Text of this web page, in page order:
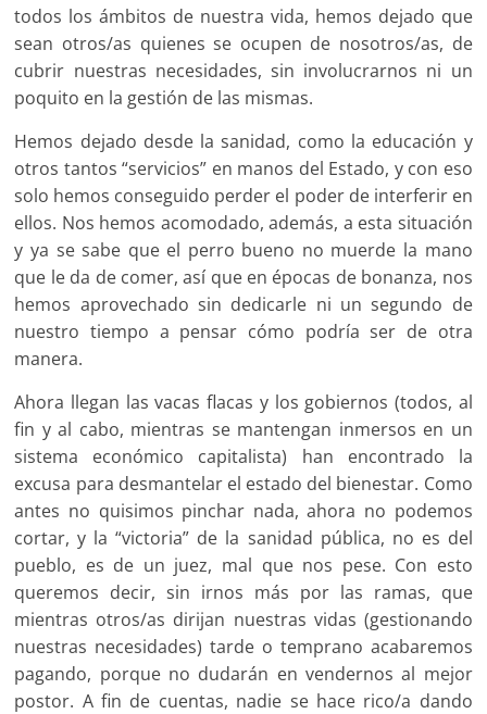
todos los ámbitos de nuestra vida, hemos dejado que
sean otros/as quienes se ocupen de nosotros/as, de
cubrir nuestras necesidades, sin involucrarnos ni un
poquito en la gestión de las mismas.
Hemos dejado desde la sanidad, como la educación y
otros tantos “servicios” en manos del Estado, y con eso
solo hemos conseguido perder el poder de interferir en
ellos. Nos hemos acomodado, además, a esta situación
y ya se sabe que el perro bueno no muerde la mano
que le da de comer, así que en épocas de bonanza, nos
hemos aprovechado sin dedicarle ni un segundo de
nuestro tiempo a pensar cómo podría ser de otra
manera.
Ahora llegan las vacas flacas y los gobiernos (todos, al
fin y al cabo, mientras se mantengan inmersos en un
sistema económico capitalista) han encontrado la
excusa para desmantelar el estado del bienestar. Como
antes no quisimos pinchar nada, ahora no podemos
cortar, y la “victoria” de la sanidad pública, no es del
pueblo, es de un juez, mal que nos pese. Con esto
queremos decir, sin irnos más por las ramas, que
mientras otros/as dirijan nuestras vidas (gestionando
nuestras necesidades) tarde o temprano acabaremos
pagando, porque no dudarán en vendernos al mejor
postor. A fin de cuentas, nadie se hace rico/a dando